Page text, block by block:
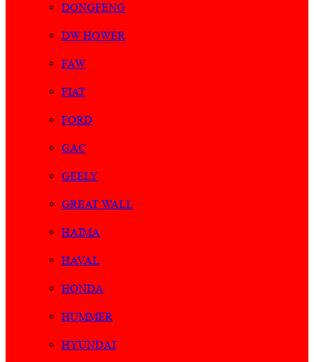
DONGFENG
DW HOWER
FAW
FIAT
FORD
GAC
GEELY
GREAT WALL
HAIMA
HAVAL
HONDA
HUMMER
HYUNDAI